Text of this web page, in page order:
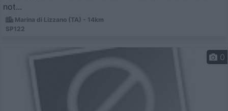
not...
Marina di Lizzano (TA) - 14km
SP122
0